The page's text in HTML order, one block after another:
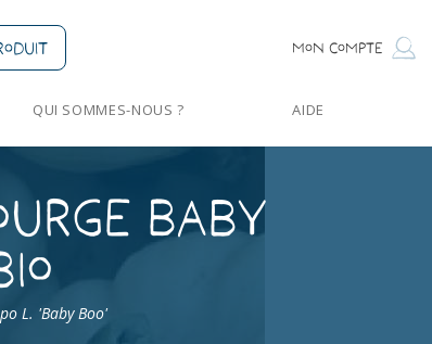
Mon compte
QUI SOMMES-NOUS ? AIDE
Baby
L. 'Baby Boo'